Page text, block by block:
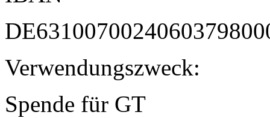
Verwendungszweck:
Spende für GT